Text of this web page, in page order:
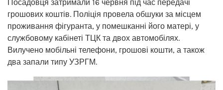
Посадовця затримали 16 червня під час передачі
грошових коштів. Поліція провела обшуки за місцем
проживання фігуранта, у помешканні його матері, у
службовому кабінеті ТЦК та двох автомобілях.
Вилучено мобільні телефони, грошові кошти, а також
два запали типу УЗРГМ.